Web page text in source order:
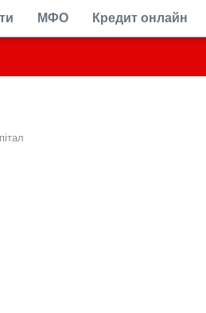
МФО Кредит онлайн